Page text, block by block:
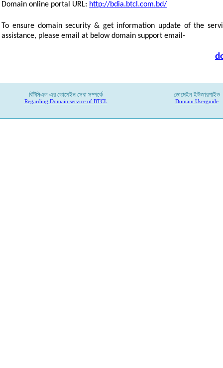
Domain online portal URL: http://bdia.btcl.com.bd/
To ensure domain security & get information update of the
assistance, please email at below domain support email-
বিটিসিএল এর ডোমেইন সেবা সম্পর্কে
Regarding Domain service of BTCL
ডোমেইন ইউজারগাইড
Domain Userguide